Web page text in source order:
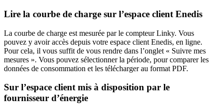
Lire la courbe de charge sur l’espace client Enedis
La courbe de charge est mesurée par le compteur Linky. Vous
pouvez y avoir accès depuis votre espace client Enedis, en ligne.
Pour cela, il vous suffit de vous rendre dans l’onglet « Suivre mes
mesures ». Vous pouvez sélectionner la période, pour comparer les
données de consommation et les télécharger au format PDF.
Sur l’espace client mis à disposition par le
fournisseur d’énergie